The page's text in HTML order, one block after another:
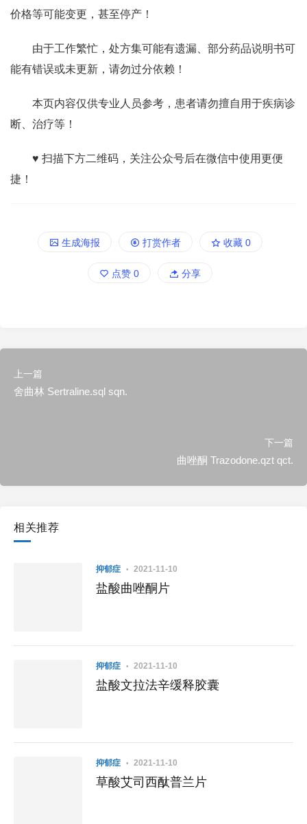
价格等可能变更，甚至停产！
由于工作繁忙，处方集可能有遗漏、部分药品说明书可
能有错误或未更新，请勿过分依赖！
本页内容仅供专业人员参考，患者请勿擅自用于疾病诊
断、治疗等！
♥ 扫描下方二维码，关注公众号后在微信中使用更便
捷！
生成海报 打赏作者 收藏 0
点赞 0 分享
上一篇
舍曲林 Sertraline.sql sqn.
下一篇
曲唑酮 Trazodone.qzt qct.
相关推荐
抑郁症 2021-11-10
盐酸曲唑酮片
抑郁症 2021-11-10
盐酸文拉法辛缓释胶囊
抑郁症 2021-11-10
草酸艾司西酞普兰片